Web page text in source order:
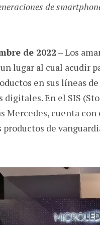
de
de 2022 – Los
lugar al cual acudir
en sus líneas
En el SIS
Mercedes, cuenta
de